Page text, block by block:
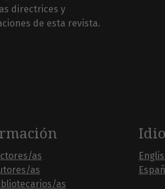
directrices y
de esta revista.
as
as
as